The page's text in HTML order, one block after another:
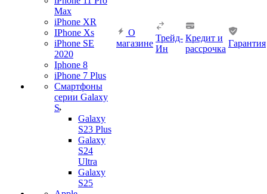
Max
iPhone XR
IPhone Xs
iPhone SE
2020
Iphone 8
iPhone 7 Plus
Смартфоны
серии Galaxy
S
Galaxy
S23 Plus
Galaxy
S24
Ultra
Galaxy
S25
О
магазине
Трейд-
Ин
Кредит и
рассрочка
Гарантия